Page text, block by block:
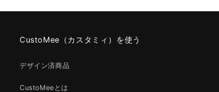
CustoMee（カスタミィ）を使う
デザイン済商品
CustoMeeとは